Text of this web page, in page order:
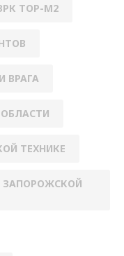
ТОР-М2
ВРАГА
ТЕХНИКЕ
ЗАПОРОЖСКОЙ